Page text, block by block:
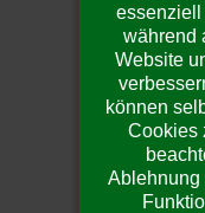
essenziell
während
Website
können
Cookies
Ablehnung